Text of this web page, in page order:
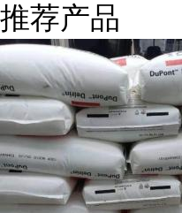
推荐产品